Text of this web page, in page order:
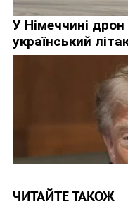
ЧИТАЙТЕ ТАКОЖ